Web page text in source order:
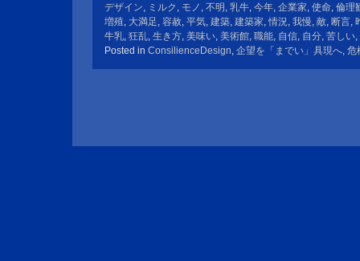
デザイン, ミルク , モノ , 不明 , 乳牛, 今年, 企業家, 使命, 倫理
増殖, 大満足 , 容赦, 平気, 建築, 建築家,情況, 我慢, 敵, 断言,
牛乳, 狂乱, 生き方, 美味い, 美術館, 職能, 自信, 自分, 苦しい,
Posted in ConsilienceDesign, 企望を「までい」具現へ, 危